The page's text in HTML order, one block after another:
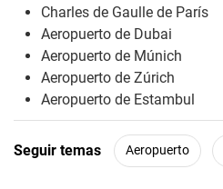
Charles de Gaulle de París
Aeropuerto de Dubai
Aeropuerto de Múnich
Aeropuerto de Zúrich
Aeropuerto de Estambul
Seguir temas Aeropuerto